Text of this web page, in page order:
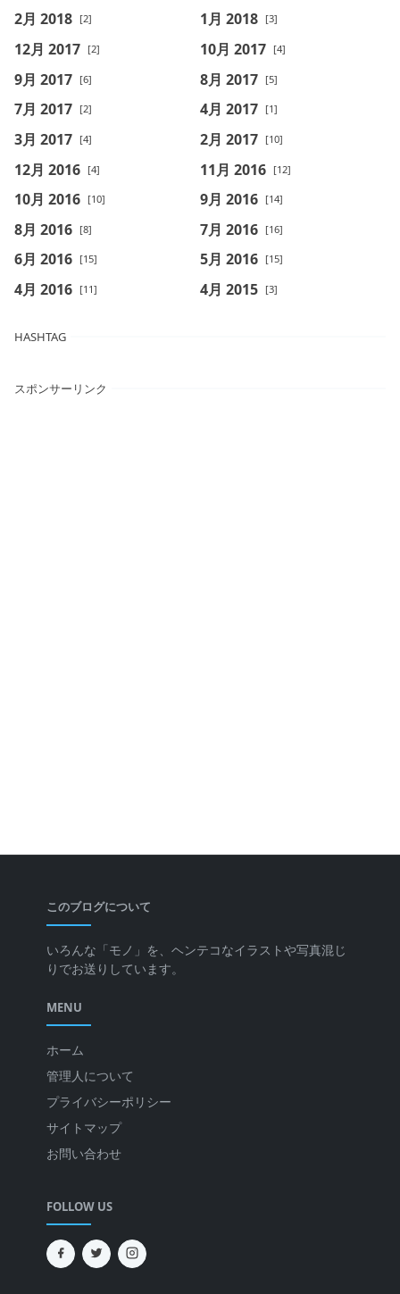
2月 2018 [2] 1月 2018 [3]
12月 2017 [2] 10月 2017 [4]
9月 2017 [6] 8月 2017 [5]
7月 2017 [2] 4月 2017 [1]
3月 2017 [4] 2月 2017 [10]
12月 2016 [4] 11月 2016 [12]
10月 2016 [10] 9月 2016 [14]
8月 2016 [8] 7月 2016 [16]
6月 2016 [15] 5月 2016 [15]
4月 2016 [11] 4月 2015 [3]
HASHTAG
スポンサーリンク
このブログについて
いろんな「モノ」を、ヘンテコなイラストや写真混じ
りでお送りしています。
MENU
ホーム
管理人について
プライバシーポリシー
サイトマップ
お問い合わせ
FOLLOW US